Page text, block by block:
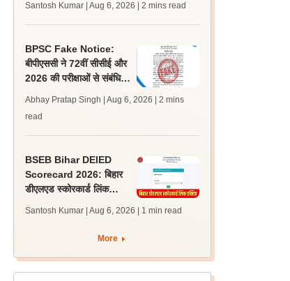
लेटेस्ट अपडेट, स्कोरकार्ड लिंक
Santosh Kumar | Aug 6, 2026 | 2 mins read
BPSC Fake Notice:
बीपीएससी ने 72वीं सीसीई और
2026 की परीक्षाओं से संबंधित
Abhay Pratap Singh | Aug 6, 2026
| 2 mins
read
BSEB Bihar DElED
Scorecard 2026: बिहार
डीएलएड स्कोरकार्ड लिंक
Santosh Kumar | Aug 6, 2026 | 1 min read
More